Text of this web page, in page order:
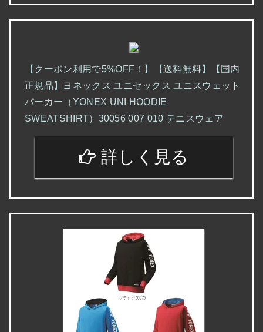
【クーポン利用で5%OFF！】【送料無料】【国内
正規品】ヨネックス ユニセックス ユニスウェット
パーカー（YONEX UNI HOODIE
SWEATSHIRT）30056 007 010 テニスウェア
詳しく見る